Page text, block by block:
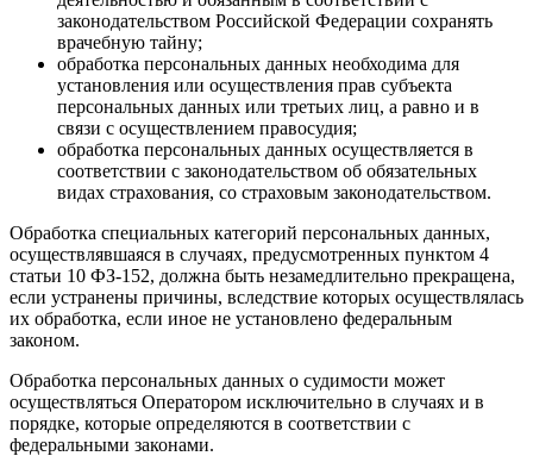
законодательством Российской Федерации сохранять
врачебную тайну;
обработка персональных данных необходима для
установления или осуществления прав субъекта
персональных данных или третьих лиц, а равно и в
связи с осуществлением правосудия;
обработка персональных данных осуществляется в
соответствии с законодательством об обязательных
видах страхования, со страховым законодательством.
Обработка специальных категорий персональных данных,
осуществлявшаяся в случаях, предусмотренных пунктом 4
статьи 10 ФЗ-152, должна быть незамедлительно прекращена,
если устранены причины, вследствие которых осуществлялась
их обработка, если иное не установлено федеральным
законом.
Обработка персональных данных о судимости может
осуществляться Оператором исключительно в случаях и в
порядке, которые определяются в соответствии с
федеральными законами.